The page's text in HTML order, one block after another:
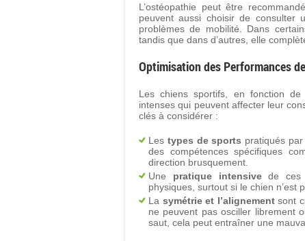
L’ostéopathie peut être
peuvent aussi choisir de consulter
problèmes de mobilité. Dans
tandis que dans d’autres, elle
Optimisation des Performances
Les chiens sportifs, en fonction
intenses qui peuvent affecter leur
clés à considérer :
Les types de sports pratiqués
des compétences spécifiques
direction brusquement.
Une pratique intensivede ces
physiques, surtout si le chien n’est
La symétrie et l’alignementsont
ne peuvent pas osciller librement
saut, cela peut entraîner une